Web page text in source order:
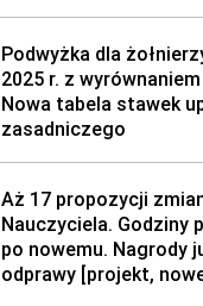
Podwyżka dla
2025 r. z
Nowa tabela stawek
zasadniczego
Aż 17 propozycji
Nauczyciela. Godziny
po nowemu. Nagrody
odprawy [projekt,